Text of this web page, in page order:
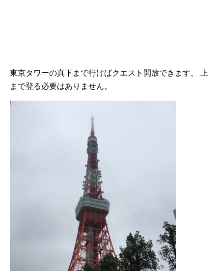
東京タワーの真下まで行けばクエスト開放できます。 上
まで登る必要はありません。